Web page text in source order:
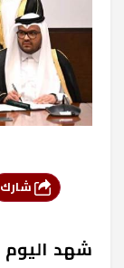
شهد